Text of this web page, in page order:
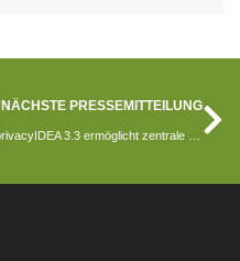
NÄCHSTE PRESSEMITTEILUNG